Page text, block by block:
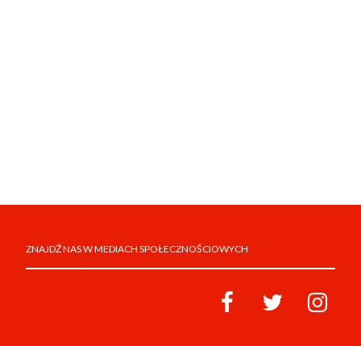
ZNAJDŹ NAS W MEDIACH SPOŁECZNOŚCIOWYCH